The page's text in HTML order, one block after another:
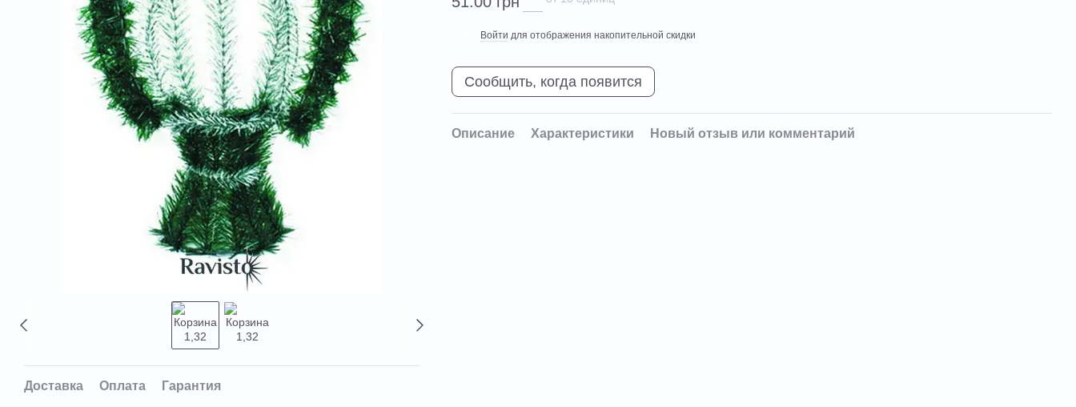
Доставка Оплата Гарантия
Войти для отображения накопительной скидки
Сообщить, когда появится
Описание Характеристики Новый отзыв или комментарий